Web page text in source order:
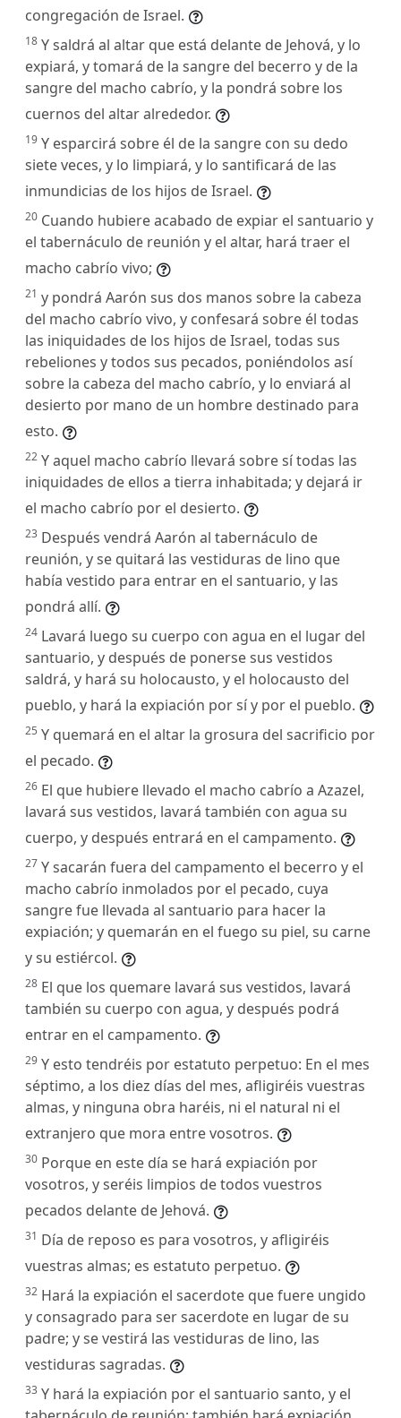
congregación de Israel.
18 Y saldrá al altar que está delante de Jehová, y lo
expiará, y tomará de la sangre del becerro y de la
sangre del macho cabrío, y la pondrá sobre los
cuernos del altar alrededor.
19 Y esparcirá sobre él de la sangre con su dedo
siete veces, y lo limpiará, y lo santificará de las
inmundicias de los hijos de Israel.
20 Cuando hubiere acabado de expiar el santuario y
el tabernáculo de reunión y el altar, hará traer el
macho cabrío vivo;
21 y pondrá Aarón sus dos manos sobre la cabeza
del macho cabrío vivo, y confesará sobre él todas
las iniquidades de los hijos de Israel, todas sus
rebeliones y todos sus pecados, poniéndolos así
sobre la cabeza del macho cabrío, y lo enviará al
desierto por mano de un hombre destinado para
esto.
22 Y aquel macho cabrío llevará sobre sí todas las
iniquidades de ellos a tierra inhabitada; y dejará ir
el macho cabrío por el desierto.
23 Después vendrá Aarón al tabernáculo de
reunión, y se quitará las vestiduras de lino que
había vestido para entrar en el santuario, y las
pondrá allí.
24 Lavará luego su cuerpo con agua en el lugar del
santuario, y después de ponerse sus vestidos
saldrá, y hará su holocausto, y el holocausto del
pueblo, y hará la expiación por sí y por el pueblo.
25 Y quemará en el altar la grosura del sacrificio por
el pecado.
26 El que hubiere llevado el macho cabrío a Azazel,
lavará sus vestidos, lavará también con agua su
cuerpo, y después entrará en el campamento.
27 Y sacarán fuera del campamento el becerro y el
macho cabrío inmolados por el pecado, cuya
sangre fue llevada al santuario para hacer la
expiación; y quemarán en el fuego su piel, su carne
y su estiércol.
28 El que los quemare lavará sus vestidos, lavará
también su cuerpo con agua, y después podrá
entrar en el campamento.
29 Y esto tendréis por estatuto perpetuo: En el mes
séptimo, a los diez días del mes, afligiréis vuestras
almas, y ninguna obra haréis, ni el natural ni el
extranjero que mora entre vosotros.
30 Porque en este día se hará expiación por
vosotros, y seréis limpios de todos vuestros
pecados delante de Jehová.
31 Día de reposo es para vosotros, y afligiréis
vuestras almas; es estatuto perpetuo.
32 Hará la expiación el sacerdote que fuere ungido
y consagrado para ser sacerdote en lugar de su
padre; y se vestirá las vestiduras de lino, las
vestiduras sagradas.
33 Y hará la expiación por el santuario santo, y el